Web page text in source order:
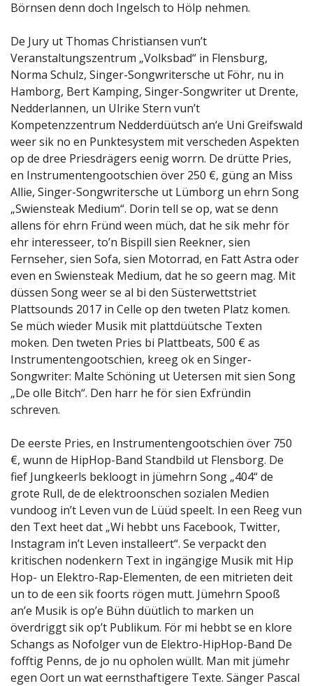
Börnsen denn doch Ingelsch to Hölp nehmen.
De Jury ut Thomas Christiansen vun’t
Veranstaltungszentrum „Volksbad“ in Flensburg,
Norma Schulz, Singer-Songwritersche ut Föhr, nu in
Hamborg, Bert Kamping, Singer-Songwriter ut Drente,
Nedderlannen, un Ulrike Stern vun’t
Kompetenzzentrum Nedderdüütsch an‘e Uni Greifswald
weer sik no en Punktesystem mit verscheden Aspekten
op de dree Priesdrägers eenig worrn. De drütte Pries,
en Instrumentengootschien över 250 €, güng an Miss
Allie, Singer-Songwritersche ut Lümborg un ehrn Song
„Swiensteak Medium“. Dorin tell se op, wat se denn
allens för ehrn Fründ ween müch, dat he sik mehr för
ehr interesseer, to’n Bispill sien Reekner, sien
Fernseher, sien Sofa, sien Motorrad, en Fatt Astra oder
even en Swiensteak Medium, dat he so geern mag. Mit
düssen Song weer se al bi den Süsterwettstriet
Plattsounds 2017 in Celle op den tweten Platz komen.
Se müch wieder Musik mit plattdüütsche Texten
moken. Den tweten Pries bi Plattbeats, 500 € as
Instrumentengootschien, kreeg ok en Singer-
Songwriter: Malte Schöning ut Uetersen mit sien Song
„De olle Bitch“. Den harr he för sien Exfründin
schreven.
De eerste Pries, en Instrumentengootschien över 750
€, wunn de HipHop-Band Standbild ut Flensborg. De
fief Jungkeerls bekloogt in jümehrn Song „404“ de
grote Rull, de de elektroonschen sozialen Medien
vundoog in’t Leven vun de Lüüd speelt. In een Reeg vun
den Text heet dat „Wi hebbt uns Facebook, Twitter,
Instagram in’t Leven installeert“. Se verpackt den
kritischen nodenkern Text in ingängige Musik mit Hip
Hop- un Elektro-Rap-Elementen, de een mitrieten deit
un to de een sik foorts rögen mutt. Jümehrn Spooß
an’e Musik is op’e Bühn düütlich to marken un
överdriggt sik op’t Publikum. För mi hebbt se en klore
Schangs as Nofolger vun de Elektro-HipHop-Band De
fofftig Penns, de jo nu opholen wüllt. Man mit jümehr
egen Oort un wat eernsthaftigere Texte. Sänger Pascal